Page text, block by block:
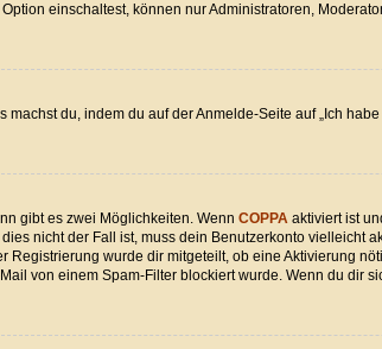
einschaltest, können nur Administratoren,
du, indem du auf der Anmelde-Seite auf „Ich
gibt es zwei Möglichkeiten. Wenn COPPA aktiviert ist
nicht der Fall ist, muss dein Benutzerkonto vielleicht
wurde dir mitgeteilt, ob eine Aktivierung
von einem Spam-Filter blockiert wurde. Wenn du dir